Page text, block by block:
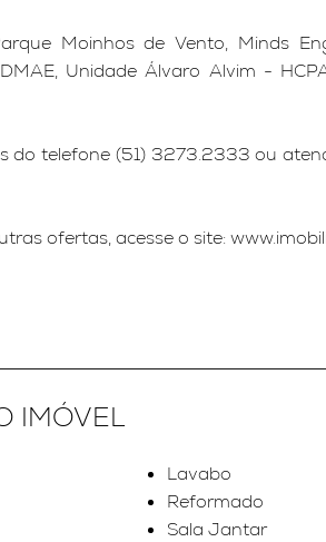
Moinhos de Vento, Minds
Unidade Álvaro Alvim -
do telefone (51) 3273.2333 ou
ofertas, acesse o site:
IMÓVEL
Lavabo
Reformado
Sala Jantar